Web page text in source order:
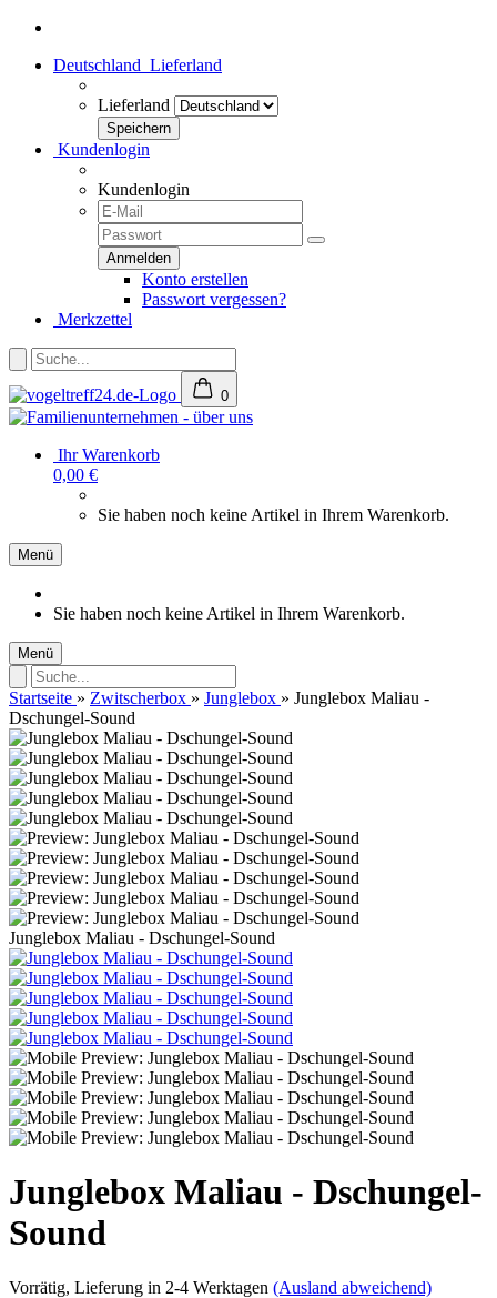
Deutschland Lieferland
Lieferland
Kundenlogin
Kundenlogin
Konto erstellen
Passwort vergessen?
Merkzettel
0
Ihr Warenkorb
0,00 €
Sie haben noch keine Artikel in Ihrem Warenkorb.
Menü
Sie haben noch keine Artikel in Ihrem Warenkorb.
Menü
Startseite » Zwitscherbox » Junglebox » Junglebox Maliau -
Dschungel-Sound
Junglebox Maliau - Dschungel-Sound
Junglebox Maliau - Dschungel-
Sound
Vorrätig, Lieferung in 2-4 Werktagen (Ausland abweichend)